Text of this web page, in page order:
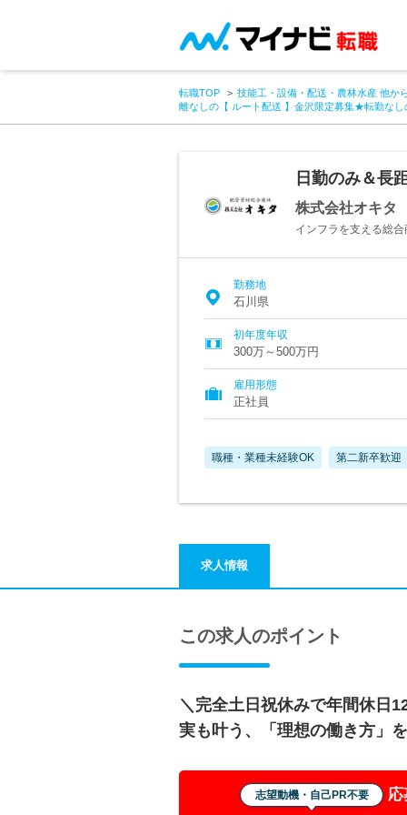
転職TOP
技能工・設備・配送・農林水産 他か
離なしの【 ルート配送 】金沢限定募集★転勤なし
日勤のみ＆長
株式会社オキタ
インフラを支える総
勤務地
石川県
初年度年収
300万～500万円
雇用形態
正社員
職種・業種未経験OK 第二新卒歓迎
求人情報
この求人のポイント
＼完全土日祝休みで年間休日
実も叶う、「理想の働き方」
志望動機・自己PR不要